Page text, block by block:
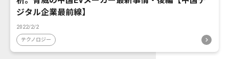
ジタル企業最前線】
2022/2/2
テクノロジー